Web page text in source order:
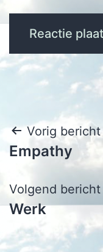
Bericht
navigatie
Vorig bericht
Empathy
Volgend bericht
Werk